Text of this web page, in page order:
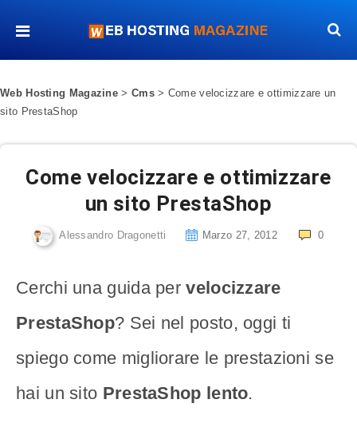
Web Hosting Magazine > Cms> Come velocizzare e ottimizzare un
sito PrestaShop
Come velocizzare e ottimizzare
un sito PrestaShop
Alessandro Dragonetti Marzo 27, 2012 0
Cerchi una guida pervelocizzare
PrestaShop? Sei nel posto, oggi ti
spiego come migliorare le prestazioni se
hai un sito PrestaShop lento.